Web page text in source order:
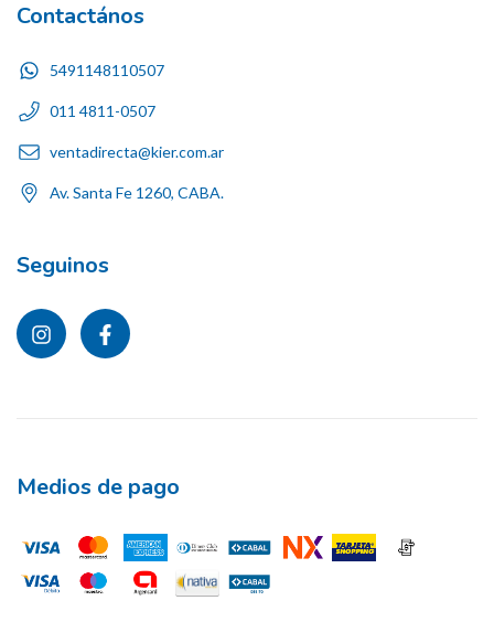
Contactános
5491148110507
011 4811-0507
ventadirecta@kier.com.ar
Av. Santa Fe 1260, CABA.
Seguinos
Medios de pago